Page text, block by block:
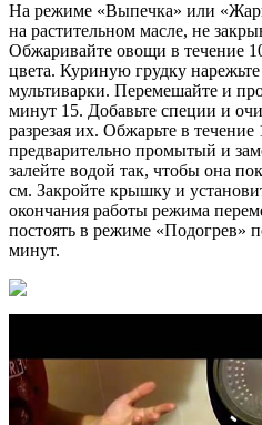
На режиме «Выпечка» или
на растительном масле, не
Обжаривайте овощи в течение
цвета. Куриную грудку
мультиварки. Перемешайте и
минут 15. Добавьте специи и
разрезая их. Обжарьте в
предварительно промытый и
залейте водой так, чтобы она
см. Закройте крышку и
окончания работы режима
постоять в режиме «Подогрев»
минут.